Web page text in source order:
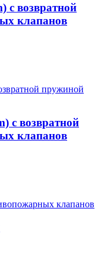
с возвратной
клапанов
с возвратной
клапанов